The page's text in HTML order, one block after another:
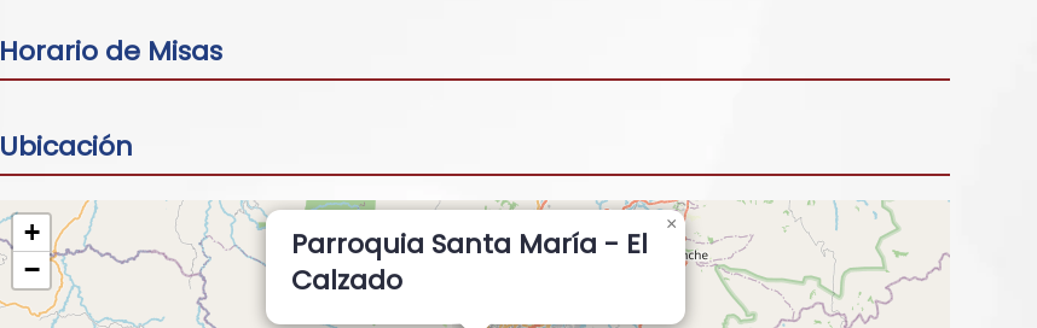
Horario de Misas
Ubicación
Parroquia Santa María - El
Calzado
×
+
−